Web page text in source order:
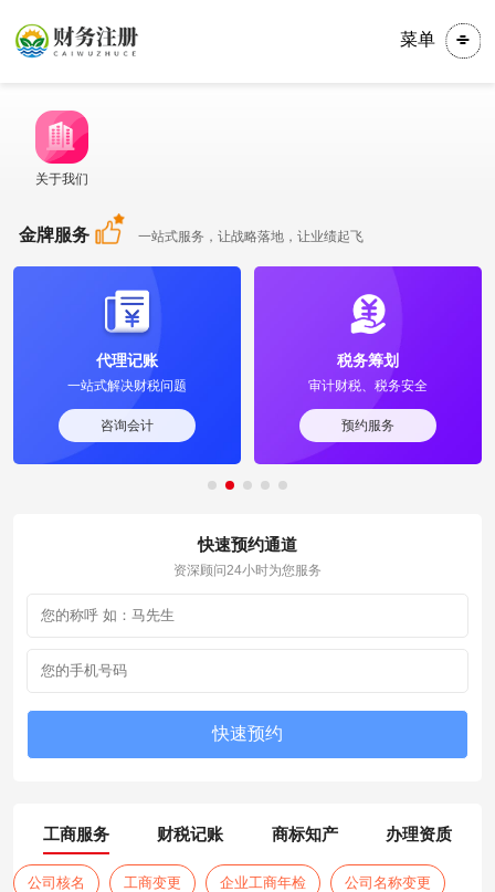
菜单
关于我们
金牌服务 一站式服务，让战略落地，让业绩起飞
代理记账
一站式解决财税问题
咨询会计
税务筹划
审计财税、税务安全
预约服务
快速预约通道
资深顾问24小时为您服务
工商服务 财税记账 商标知产 办理资质
公司核名 工商变更 企业工商年检 公司名称变更